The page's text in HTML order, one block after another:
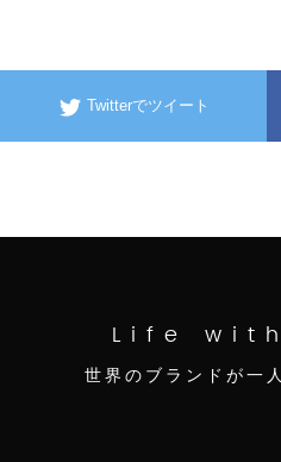
Twitterでツイート
Life
世界のブランドが一